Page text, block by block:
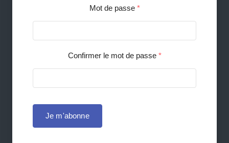
Mot de passe *
Confirmer le mot de passe *
Je m'abonne